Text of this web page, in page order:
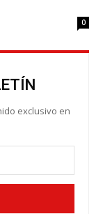
0
exclusivo en